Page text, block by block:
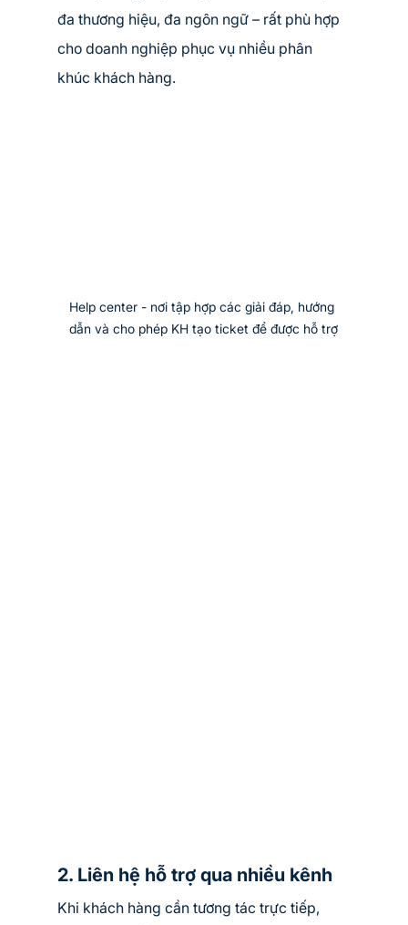
đa thương hiệu, đa ngôn ngữ – rất phù hợp
cho doanh nghiệp phục vụ nhiều phân
khúc khách hàng.
Help center - nơi tập hợp các giải đáp, hướng
dẫn và cho phép KH tạo ticket để được hỗ trợ
2. Liên hệ hỗ trợ qua nhiều kênh
Khi khách hàng cần tương tác trực tiếp,